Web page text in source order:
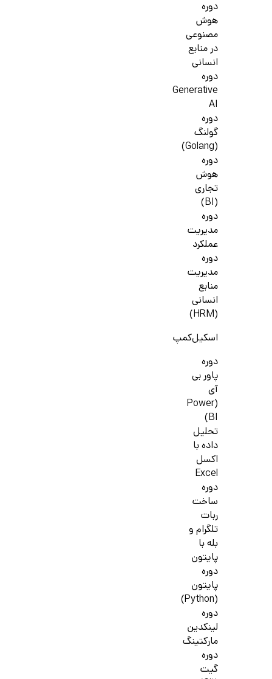
دوره
هوش
مصنوعی
در منابع
انسانی
دوره
Generative
AI
دوره
گولنگ
(Golang)
دوره
هوش
تجاری
(BI)
دوره
مدیریت
عملکرد
دوره
مدیریت
منابع
انسانی
(HRM)
اسکیل‌کمپ
دوره
پاور بی
آی
(Power
BI)
تحلیل
داده با
اکسل
Excel
دوره
ساخت
ربات
تلگرام و
بله با
پایتون
دوره
پایتون
(Python)
دوره
لینکدین
مارکتینگ
دوره
گیت